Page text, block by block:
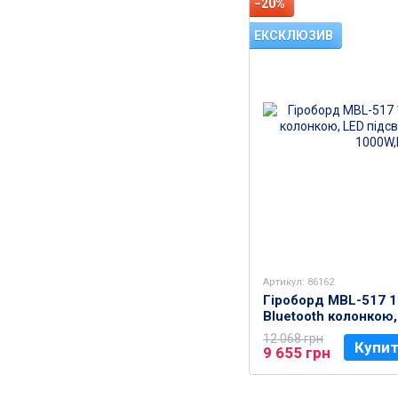
−20%
ЕКСКЛЮЗИВ
Артикул: 86162
Гіроборд MBL-517
Bluetooth колонкою,
потужністю
12 068 грн
9 655 грн